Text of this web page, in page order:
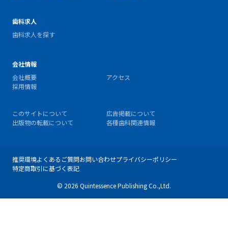
歯科求人
歯科求人を探す
会社情報
会社概要
アクセス
採用情報
このサイトについて
広告掲載について
出版物の転載について
各種歯科関連情報
推奨環境よくあるご質問お問い合わせプライバシーポリシー
特定商取引に基づく表記
© 2026 Quintessence Publishing Co.,Ltd.